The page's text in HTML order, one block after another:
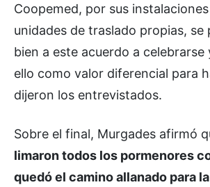
Coopemed, por sus
unidades de traslado propias, se
bien a este acuerdo a
ello como valor diferencial para
dijeron los entrevistados.
Sobre el final, Murgades afirmó
limaron todos los pormenores
quedó el camino allanado para